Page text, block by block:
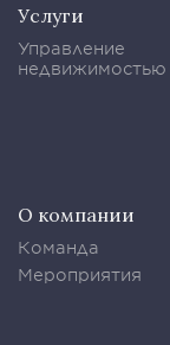
Услуги
Управление
недвижимостью
О компании
Команда
Мероприятия